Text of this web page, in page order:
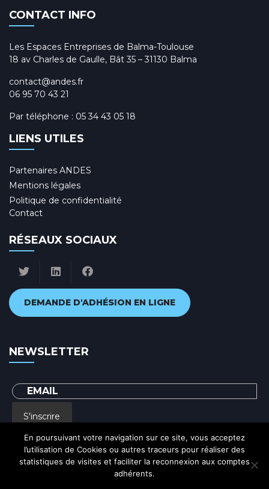
CONTACT INFO
Les Espaces Entreprises de Balma-Toulouse
18 av Charles de Gaulle, Bât 35 – 31130 Balma
contact@andes.fr
06 95 70 43 21
Par téléphone : 05 34 43 05 18
LIENS UTILES
Partenaires ANDES
Mentions légales
Politique de confidentialité
Contact
RÉSEAUX SOCIAUX
DEMANDE D'ADHÉSION EN LIGNE
NEWSLETTER
S'inscrire
En renseignant votre adresse email, vous acceptez de recevoir par courrier
electronique notre lettre d'information et vous prenez connaissance de notre
En poursuivant votre navigation sur ce site, vous acceptez
l’utilisation de Cookies ou autres traceurs pour réaliser des
statistiques de visites et faciliter la reconnexion aux comptes
adhérents.